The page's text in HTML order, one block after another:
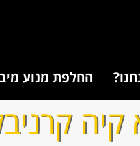
החלפת מנוע
קיה